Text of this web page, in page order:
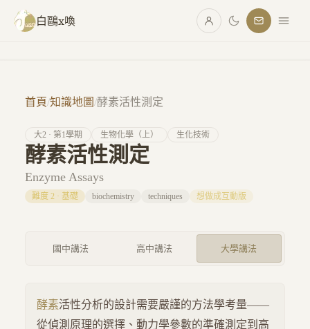
跳至主要內容
白鷗x喚
首頁/知識地圖/酵素活性測定
大2 · 第1學期 生物化學（上） 生化技術
酵素活性測定
Enzyme Assays
難度 2 · 基礎 biochemistry techniques 想做成互動版
國中講法 高中講法 大學講法
酵素活性分析的設計需要嚴謹的方法學考量——
從偵測原理的選擇、動力學參數的準確測定到高